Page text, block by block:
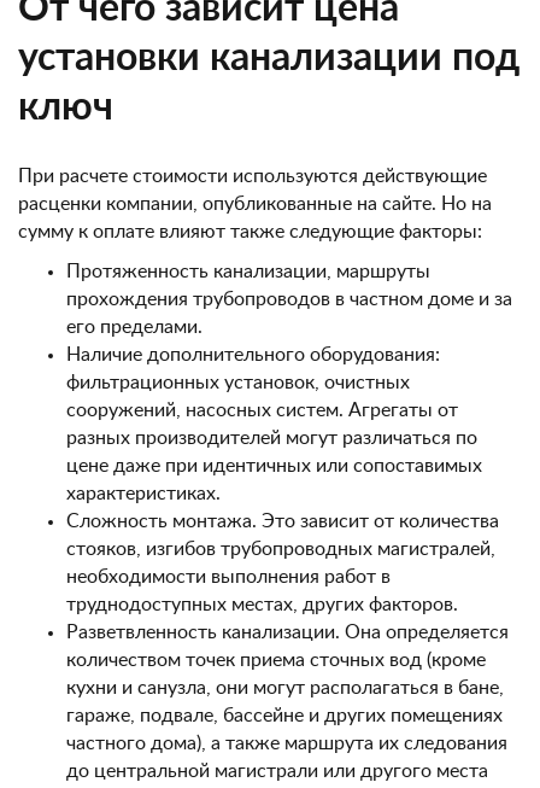
От чего зависит цена
установки канализации под
ключ
При расчете стоимости используются действующие
расценки компании, опубликованные на сайте. Но на
сумму к оплате влияют также следующие факторы:
Протяженность канализации, маршруты
прохождения трубопроводов в частном доме и за
его пределами.
Наличие дополнительного оборудования:
фильтрационных установок, очистных
сооружений, насосных систем. Агрегаты от
разных производителей могут различаться по
цене даже при идентичных или сопоставимых
характеристиках.
Сложность монтажа. Это зависит от количества
стояков, изгибов трубопроводных магистралей,
необходимости выполнения работ в
труднодоступных местах, других факторов.
Разветвленность канализации. Она определяется
количеством точек приема сточных вод (кроме
кухни и санузла, они могут располагаться в бане,
гараже, подвале, бассейне и других помещениях
частного дома), а также маршрута их следования
до центральной магистрали или другого места